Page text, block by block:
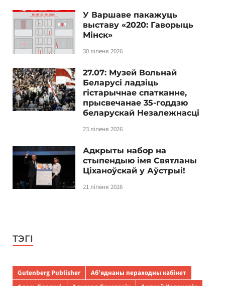
У Варшаве пакажуць
выставу «2020: Гаворыць
Мінск»
30 ліпеня 2026
27.07: Музей Вольнай
Беларусі ладзіць
гістарычнае спатканне,
прысвечанае 35-годдзю
беларускай Незалежнасці
23 ліпеня 2026
Адкрыты набор на
стыпендыю імя Святланы
Ціханоўскай у Аўстрыі!
21 ліпеня 2026
ТЭГІ
Gutenberg Publisher
Аб’яднаны пераходны кабінет